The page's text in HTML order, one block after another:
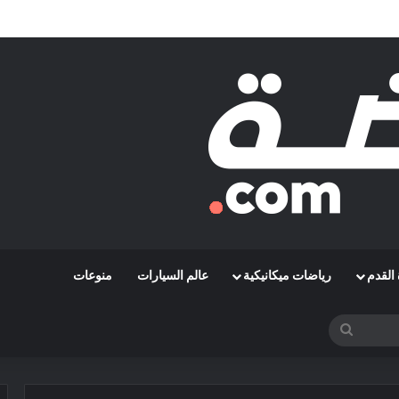
الإفريقي بمواجهة حافيا كوناكري
القدم رياضات ميكانيكية عالم السيارات منوعات
بحث